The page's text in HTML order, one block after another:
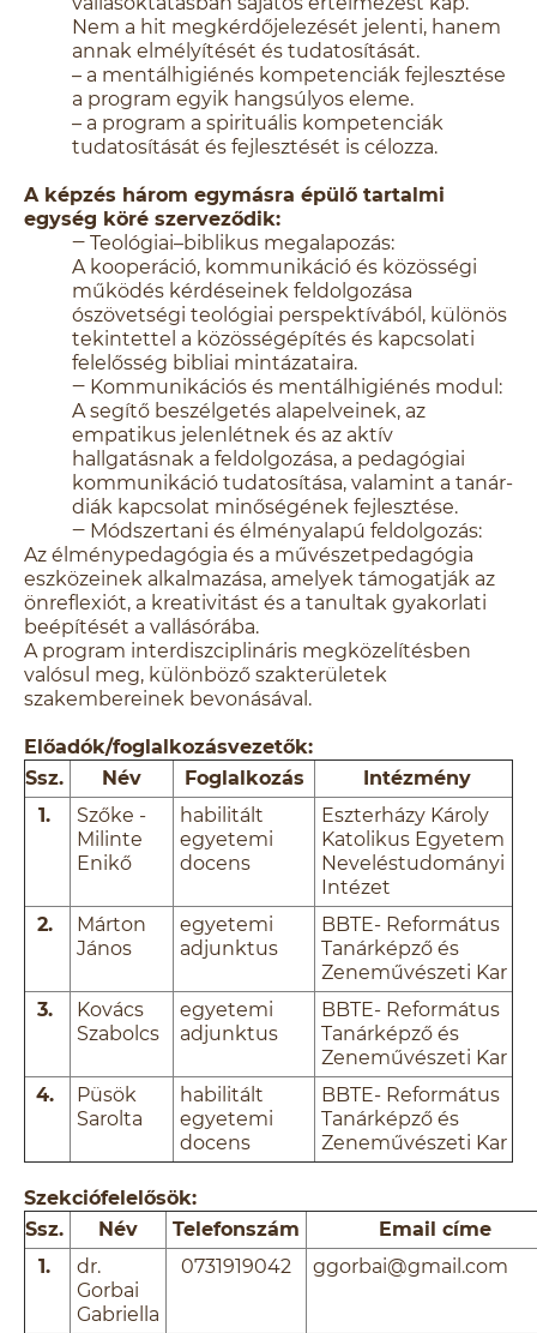
Nem a hit megkérdőjelezését jelenti, hanem
annak elmélyítését és tudatosítását.
– a mentálhigiénés kompetenciák fejlesztése
a program egyik hangsúlyos eleme.
– a program a spirituális kompetenciák
tudatosítását és fejlesztését is célozza.
A képzés három egymásra épülő tartalmi
egység köré szerveződik:
‒ Teológiai–biblikus megalapozás:
A kooperáció, kommunikáció és közösségi
működés kérdéseinek feldolgozása
ószövetségi teológiai perspektívából, különös
tekintettel a közösségépítés és kapcsolati
felelősség bibliai mintázataira.
‒ Kommunikációs és mentálhigiénés modul:
A segítő beszélgetés alapelveinek, az
empatikus jelenlétnek és az aktív
hallgatásnak a feldolgozása, a pedagógiai
kommunikáció tudatosítása, valamint a tanár-
diák kapcsolat minőségének fejlesztése.
‒ Módszertani és élményalapú feldolgozás:
Az élménypedagógia és a művészetpedagógia
eszközeinek alkalmazása, amelyek támogatják az
önreflexiót, a kreativitást és a tanultak gyakorlati
beépítését a vallásórába.
A program interdiszciplináris megközelítésben
valósul meg, különböző szakterületek
szakembereinek bevonásával.
Előadók/foglalkozásvezetők:
Ssz.
Név Foglalkozás
Intézmény
1.
Szőke -
Milinte
Enikő
habilitált
egyetemi
docens
Eszterházy Károly
Katolikus Egyetem
Neveléstudományi
Intézet
2.
Márton
János
egyetemi
adjunktus
BBTE- Református
Tanárképző és
Zeneművészeti Kar
3.
Kovács
Szabolcs
egyetemi
adjunktus
BBTE- Református
Tanárképző és
Zeneművészeti Kar
4.
Püsök
Sarolta
habilitált
egyetemi
docens
BBTE- Református
Tanárképző és
Zeneművészeti Kar
Szekciófelelősök:
Ssz.
Név Telefonszám
Email címe
1.
dr.
Gorbai
Gabriella
0731919042 ggorbai@gmail.com